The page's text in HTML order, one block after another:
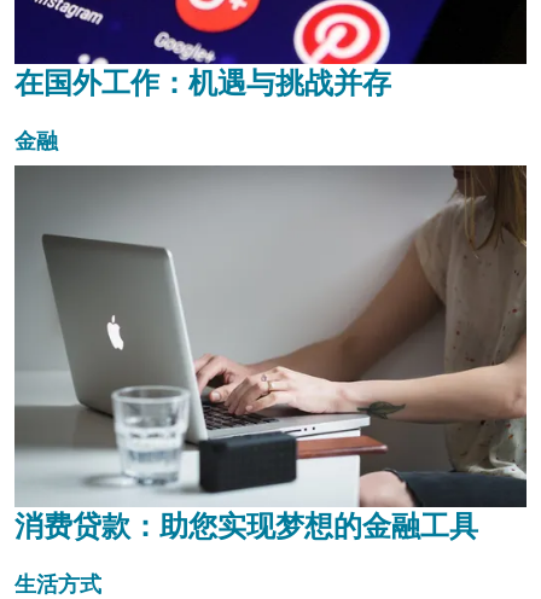
在国外工作：机遇与挑战并存
金融
消费贷款：助您实现梦想的金融工具
生活方式